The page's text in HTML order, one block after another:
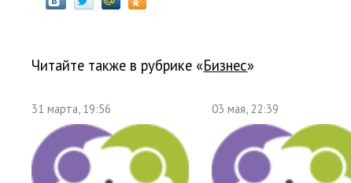
Читайте также в рубрике « бизнес»
31 марта, 19:56 03 мая, 22:39